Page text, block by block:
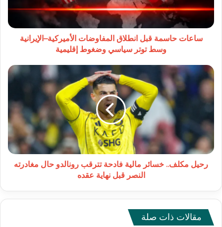
الإيرانية
وسط
توتر
سياسيساعات حاسمة قبل انطلاق المفاوضات الأميركية–الإيرانية
وسط توتر سياسي وضغوط إقليمية
رحيل
مكلف..
مالية
فادحة
تترقب
رونالدو
حال
مغادرته
النصر
رحيل مكلف.. خسائر مالية فادحة تترقب رونالدو حال مغادرته
النصر قبل نهاية عقده
مقالات ذات صلة